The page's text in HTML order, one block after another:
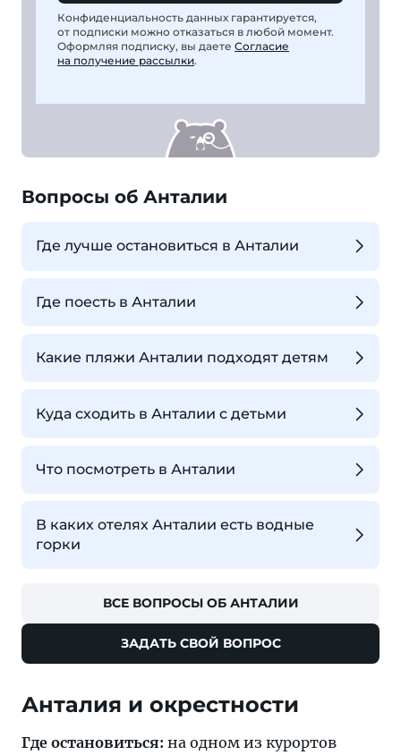
Конфиденциальность данных гарантируется,
от подписки можно отказаться в любой момент.
Оформляя подписку, вы даете Согласие
на получение рассылки.
Вопросы об Анталии
Где лучше остановиться в Анталии
Где поесть в Анталии
Какие пляжи Анталии подходят детям
Куда сходить в Анталии с детьми
Что посмотреть в Анталии
В каких отелях Анталии есть водные
горки
ВСЕ ВОПРОСЫ ОБ АНТАЛИИ
ЗАДАТЬ СВОЙ ВОПРОС
Анталия и окрестности
Где остановиться: на одном из курортов